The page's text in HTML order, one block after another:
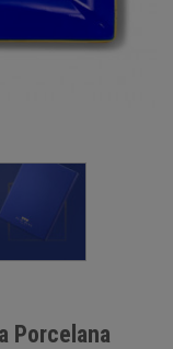
Porcelana